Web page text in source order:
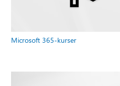
Microsoft 365-kurser